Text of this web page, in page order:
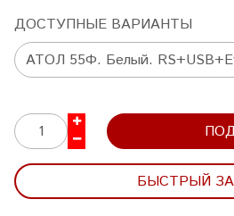
ДОСТУПНЫЕ ВАРИАНТЫ
БЫСТРЫЙ